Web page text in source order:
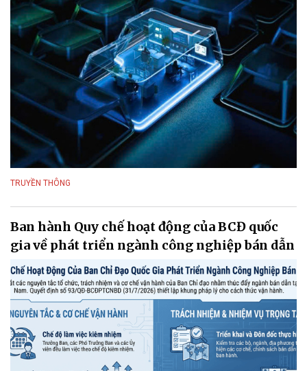
TRUYỀN THÔNG
Ban hành Quy chế hoạt động của BCĐ quốc
gia về phát triển ngành công nghiệp bán dẫn